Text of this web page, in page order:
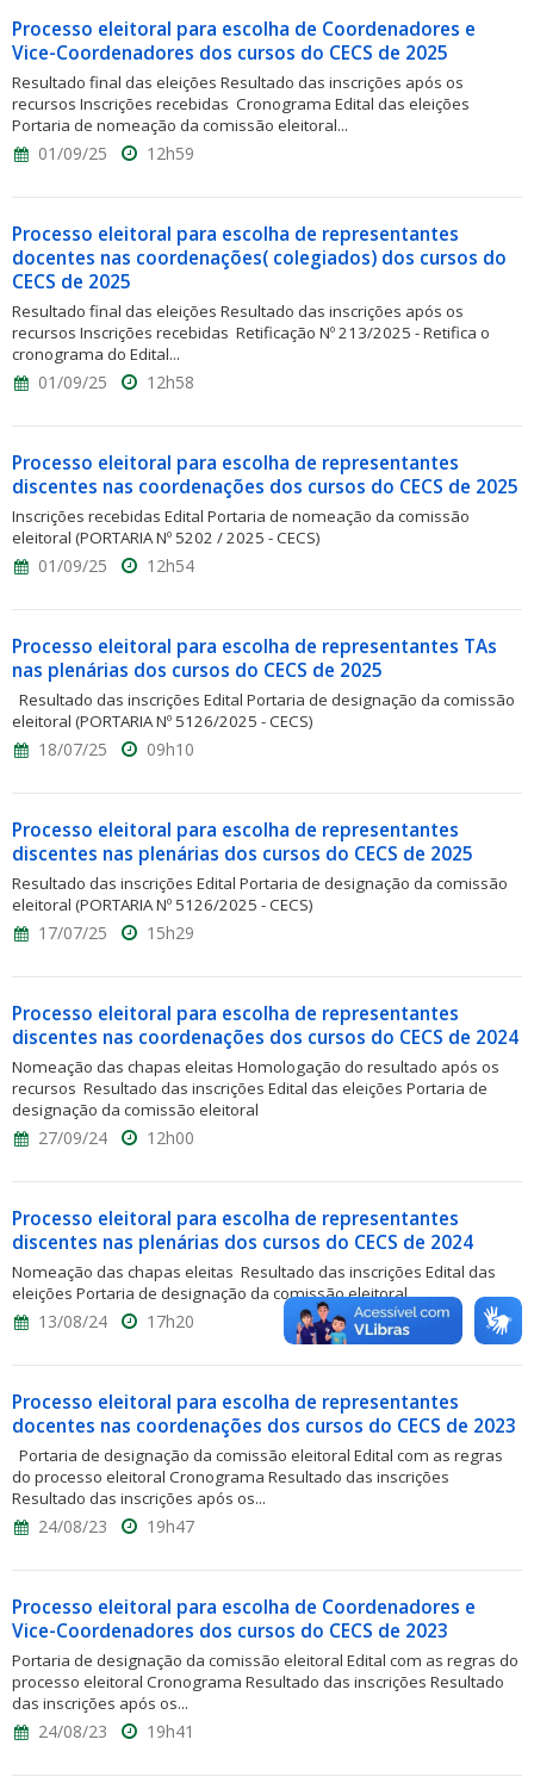
Processo eleitoral para escolha de Coordenadores e
Vice-Coordenadores dos cursos do CECS de 2025
Resultado final das eleições Resultado das inscrições após os
recursos Inscrições recebidas Cronograma Edital das eleições
Portaria de nomeação da comissão eleitoral...
01/09/25 12h59
Processo eleitoral para escolha de representantes
docentes nas coordenações( colegiados) dos cursos do
CECS de 2025
Resultado final das eleições Resultado das inscrições após os
recursos Inscrições recebidas Retificação Nº 213/2025 - Retifica o
cronograma do Edital...
01/09/25 12h58
Processo eleitoral para escolha de representantes
discentes nas coordenações dos cursos do CECS de 2025
Inscrições recebidas Edital Portaria de nomeação da comissão
eleitoral (PORTARIA Nº 5202 / 2025 - CECS)
01/09/25 12h54
Processo eleitoral para escolha de representantes TAs
nas plenárias dos cursos do CECS de 2025
Resultado das inscrições Edital Portaria de designação da comissão
eleitoral (PORTARIA Nº 5126/2025 - CECS)
18/07/25 09h10
Processo eleitoral para escolha de representantes
discentes nas plenárias dos cursos do CECS de 2025
Resultado das inscrições Edital Portaria de designação da comissão
eleitoral (PORTARIA Nº 5126/2025 - CECS)
17/07/25 15h29
Processo eleitoral para escolha de representantes
discentes nas coordenações dos cursos do CECS de 2024
Nomeação das chapas eleitas Homologação do resultado após os
recursos Resultado das inscrições Edital das eleições Portaria de
designação da comissão eleitoral
27/09/24 12h00
Processo eleitoral para escolha de representantes
discentes nas plenárias dos cursos do CECS de 2024
Nomeação das chapas eleitas Resultado das inscrições Edital das
eleições Portaria de designação da comissão eleitoral
13/08/24 17h20
Processo eleitoral para escolha de representantes
docentes nas coordenações dos cursos do CECS de 2023
Portaria de designação da comissão eleitoral Edital com as regras
do processo eleitoral Cronograma Resultado das inscrições
Resultado das inscrições após os...
24/08/23 19h47
Processo eleitoral para escolha de Coordenadores e
Vice-Coordenadores dos cursos do CECS de 2023
Portaria de designação da comissão eleitoral Edital com as regras do
processo eleitoral Cronograma Resultado das inscrições Resultado
das inscrições após os...
24/08/23 19h41